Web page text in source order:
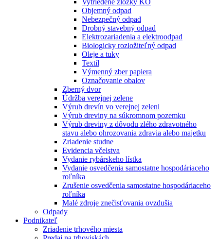
Vytriedené zložky KO
Objemný odpad
Nebezpečný odpad
Drobný stavebný odpad
Elektrozariadenia a elektroodpad
Biologicky rozložiteľný odpad
Oleje a tuky
Textil
Výmenný zber papiera
Označovanie obalov
Zberný dvor
Údržba verejnej zelene
Výrub drevín vo verejnej zeleni
Výrub dreviny na súkromnom pozemku
Výrub dreviny z dôvodu zlého zdravotného
stavu alebo ohrozovania zdravia alebo majetku
Zriadenie studne
Evidencia včelstva
Vydanie rybárskeho lístka
Vydanie osvedčenia samostatne hospodáriaceho
roľníka
Zrušenie osvedčenia samostatne hospodáriaceho
roľníka
Malé zdroje znečisťovania ovzdušia
Odpady
Podnikateľ
Zriadenie trhového miesta